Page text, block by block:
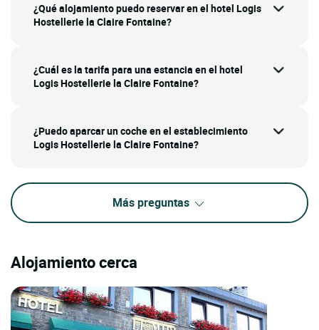
¿Qué alojamiento puedo reservar en el hotel Logis
Hostellerie la Claire Fontaine?
¿Cuál es la tarifa para una estancia en el hotel
Logis Hostellerie la Claire Fontaine?
¿Puedo aparcar un coche en el establecimiento
Logis Hostellerie la Claire Fontaine?
Más preguntas
Alojamiento cerca